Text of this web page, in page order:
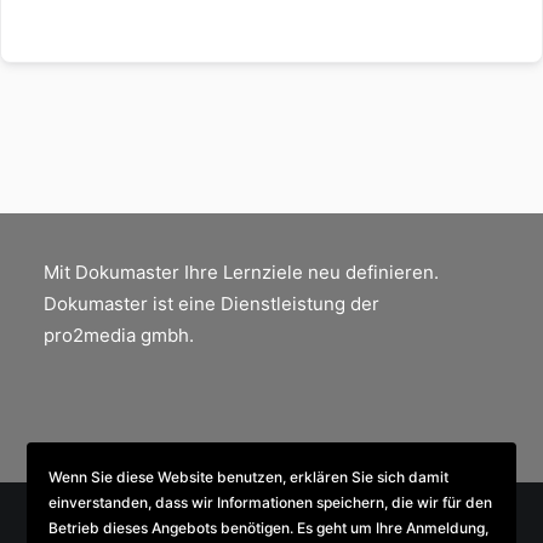
Mit Dokumaster Ihre Lernziele neu definieren.
Dokumaster ist eine Dienstleistung der
pro2media gmbh.
Wenn Sie diese Website benutzen, erklären Sie sich damit
einverstanden, dass wir Informationen speichern, die wir für den
Betrieb dieses Angebots benötigen. Es geht um Ihre Anmeldung,